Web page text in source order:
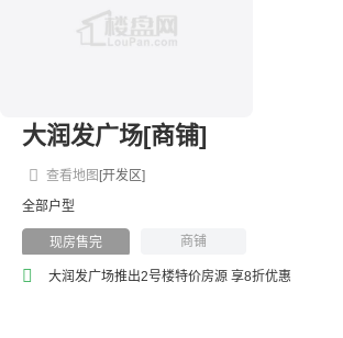
大润发广场[商铺]
[开发区]
查看地图
全部户型
现房售完 商铺
大润发广场推出2号楼特价房源 享8折优惠